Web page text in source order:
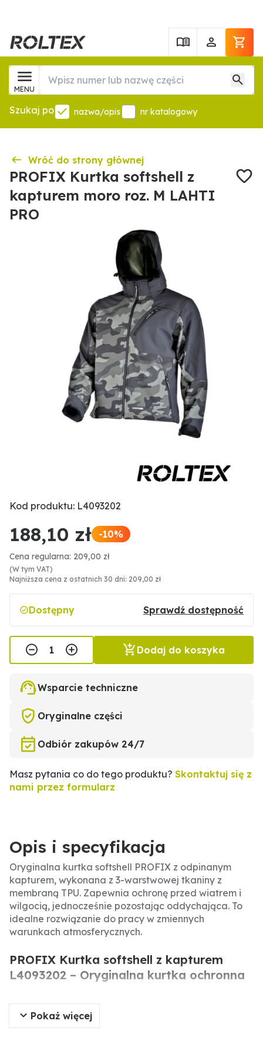
MENU
Szukaj po nazwa/opis nr katalogowy
Wróć do strony głównej
PROFIX Kurtka softshell z
kapturem moro roz. M LAHTI
PRO
Kod produktu: L4093202
188,10 zł -10%
Cena regularna: 209,00 zł
(W tym VAT)
Najniższa cena z ostatnich 30 dni: 209,00 zł
Dostępny Sprawdź dostępność
Dodaj do koszyka
Wsparcie techniczne
Oryginalne części
Odbiór zakupów 24/7
Masz pytania co do tego produktu? Skontaktuj się z
nami przez formularz
Opis i specyfikacja
Oryginalna kurtka softshell PROFIX z odpinanym
kapturem, wykonana z 3-warstwowej tkaniny z
membraną TPU. Zapewnia ochronę przed wiatrem i
wilgocią, jednocześnie pozostając oddychająca. To
idealne rozwiązanie do pracy w zmiennych
warunkach atmosferycznych.
PROFIX Kurtka softshell z kapturem
L4093202 – Oryginalna kurtka ochronna
Oryginalna kurtka softshell PROFIX to wysokiej
jakości odzież ochronna przeznaczona do pracy na
zewnątrz. Dzięki 3-warstwowej konstrukcji z
Pokaż więcej